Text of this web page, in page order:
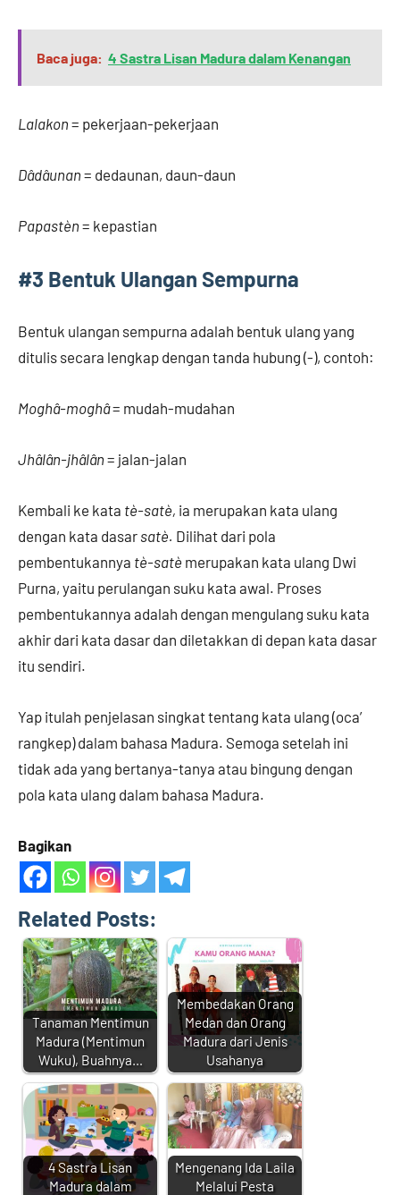
Baca juga: 4 Sastra Lisan Madura dalam Kenangan
Lalakon = pekerjaan-pekerjaan
Dâdâunan = dedaunan, daun-daun
Papastèn = kepastian
#3 Bentuk Ulangan Sempurna
Bentuk ulangan sempurna adalah bentuk ulang yang
ditulis secara lengkap dengan tanda hubung (-), contoh:
Moghâ-moghâ= mudah-mudahan
Jhâlân-jhâlân = jalan-jalan
Kembali ke kata tè-satè, ia merupakan kata ulang
dengan kata dasar satè. Dilihat dari pola
pembentukannya tè-satè merupakan kata ulang Dwi
Purna, yaitu perulangan suku kata awal. Proses
pembentukannya adalah dengan mengulang suku kata
akhir dari kata dasar dan diletakkan di depan kata dasar
itu sendiri.
Yap itulah penjelasan singkat tentang kata ulang (oca’
rangkep) dalam bahasa Madura. Semoga setelah ini
tidak ada yang bertanya-tanya atau bingung dengan
pola kata ulang dalam bahasa Madura.
Bagikan
Related Posts:
Tanaman Mentimun
Madura (Mentimun
Wuku), Buahnya…
Membedakan Orang
Medan dan Orang
Madura dari Jenis
Usahanya
4 Sastra Lisan
Madura dalam
Mengenang Ida Laila
Melalui Pesta